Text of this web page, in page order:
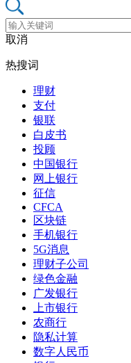
取消
热搜词
理财
支付
银联
白皮书
投顾
中国银行
网上银行
征信
CFCA
区块链
手机银行
5G消息
理财子公司
绿色金融
广发银行
上市银行
农商行
隐私计算
数字人民币